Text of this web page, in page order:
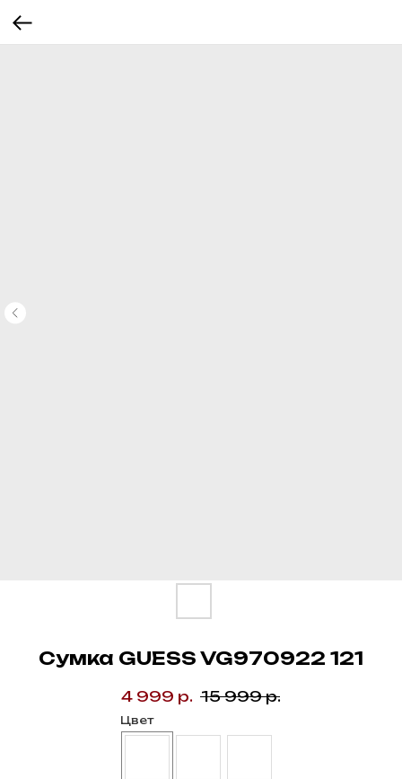
Cумка GUESS VG970922 121
4 999 р. 15 999 р.
Цвет